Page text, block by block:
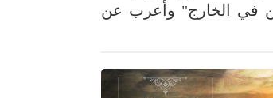
في الخارج" وأعرب عن